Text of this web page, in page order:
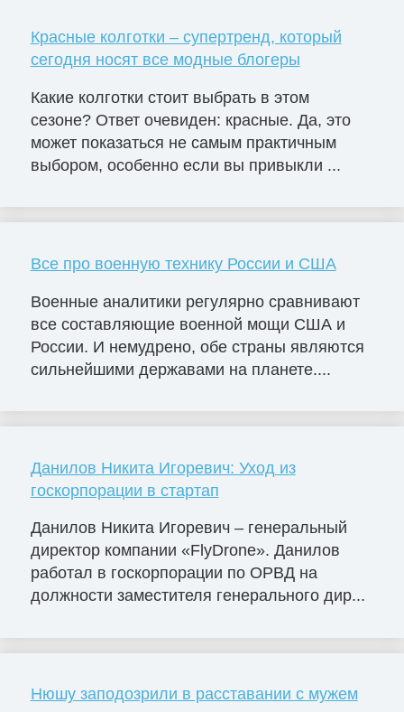
Красные колготки – супертренд, который
сегодня носят все модные блогеры
Какие колготки стоит выбрать в этом
сезоне? Ответ очевиден: красные. Да, это
может показаться не самым практичным
выбором, особенно если вы привыкли ...
Все про военную технику России и США
Военные аналитики регулярно сравнивают
все составляющие военной мощи США и
России. И немудрено, обе страны являются
сильнейшими державами на планете....
Данилов Никита Игоревич: Уход из
госкорпорации в стартап
Данилов Никита Игоревич – генеральный
директор компании «FlyDrone». Данилов
работал в госкорпорации по ОРВД на
должности заместителя генерального дир...
Нюшу заподозрили в расставании с мужем